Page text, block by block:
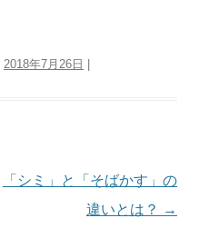
2018年7月26日
「シミ」と「そばかす」の
違いとは？
→